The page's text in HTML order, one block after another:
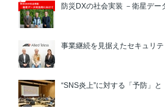
防災DXの社会実装 －衛星デー
事業継続を見据えたセキュリ
“SNS炎上”に対する「予防」